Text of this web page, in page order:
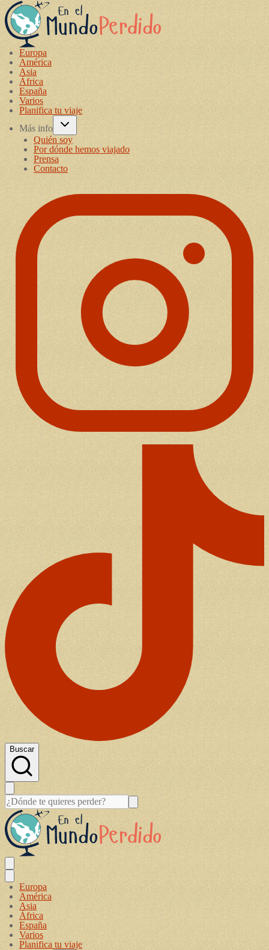
Europa
América
Asia
África
España
Varios
Planifica tu viaje
Más info
Quién soy
Por dónde hemos viajado
Prensa
Contacto
Buscar
Europa
América
Asia
África
España
Varios
Planifica tu viaje